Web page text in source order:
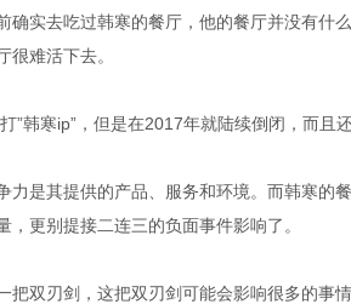
确实去吃过韩寒的餐厅，他的餐厅并没有什
很难活下去。
”韩寒ip”，但是在2017年就陆续倒闭，而且
力是其提供的产品、服务和环境。而韩寒的
，更别提接二连三的负面事件影响了。
把双刃剑，这把双刃剑可能会影响很多的事